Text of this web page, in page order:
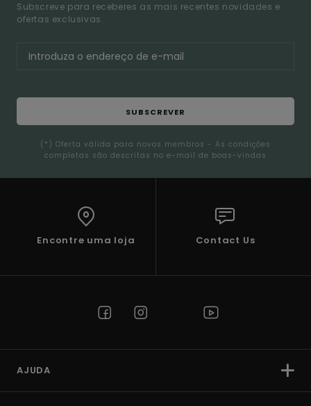
Subscreve para receberes as mais recentes novidades e
ofertas exclusivas.
SUBSCREVER
(*) Oferta válida para novos membros - As condições
completas são descritas no e-mail de boas-vindas
Encontre uma loja Contact Us
AJUDA